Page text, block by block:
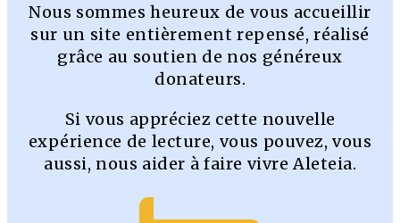
Nous sommes heureux de vous accueillir
sur un site entièrement repensé, réalisé
grâce au soutien de nos généreux
donateurs.
Si vous appréciez cette nouvelle
expérience de lecture, vous pouvez, vous
aussi, nous aider à faire vivre Aleteia.